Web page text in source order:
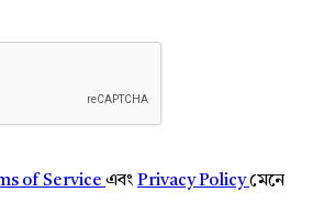
of Service এবং Privacy Policyমেনে